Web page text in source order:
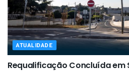
ATUALIDADE
Requalificação Concluída em